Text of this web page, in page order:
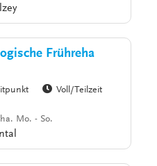
Frühreha
Voll/Teilzeit
Mo. - So.